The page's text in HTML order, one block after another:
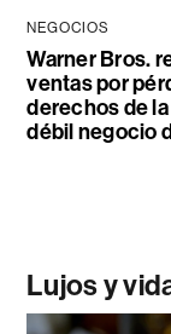
NEGOCIOS
Warner Bros.
ventas por
derechos de
débil negocio
Lujos y